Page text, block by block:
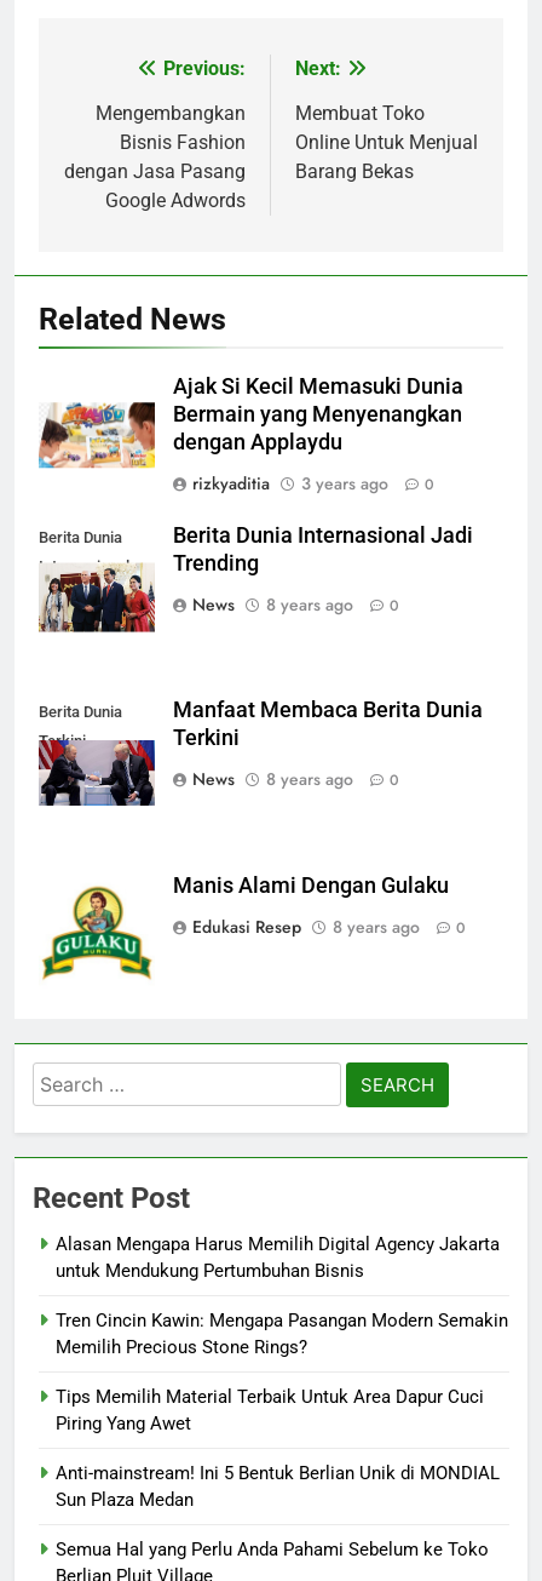
navigation
Previous:
Mengembangkan
Bisnis Fashion
dengan Jasa Pasang
Google Adwords
Next:
Membuat Toko
Online Untuk Menjual
Barang Bekas
Related News
Ajak Si Kecil Memasuki Dunia
Bermain yang Menyenangkan
dengan Applaydu
rizkyaditia
3 years ago 0
Berita Dunia
Internasional
Berita Dunia Internasional Jadi
Trending
News
8 years ago 0
Berita Dunia
Terkini
Manfaat Membaca Berita Dunia
Terkini
News
8 years ago 0
Gulaku 1 Kg
Manis Alami Dengan Gulaku
Edukasi Resep
8 years ago 0
Search
for:
Recent Post
Alasan Mengapa Harus Memilih Digital Agency Jakarta
untuk Mendukung Pertumbuhan Bisnis
Tren Cincin Kawin: Mengapa Pasangan Modern Semakin
Memilih Precious Stone Rings?
Tips Memilih Material Terbaik Untuk Area Dapur Cuci
Piring Yang Awet
Anti-mainstream! Ini 5 Bentuk Berlian Unik di MONDIAL
Sun Plaza Medan
Semua Hal yang Perlu Anda Pahami Sebelum ke Toko
Berlian Pluit Village